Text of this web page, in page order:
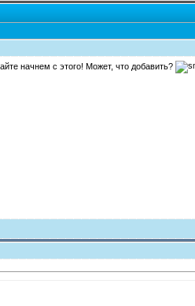
начнем с этого! Может, что добавить?